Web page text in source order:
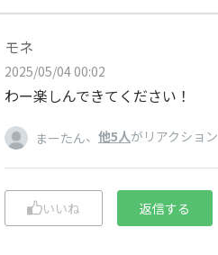
モネ
2025/05/04 00:02
わー楽しんできてください！
まーたん、 他5人がリアクション
いいね 返信する